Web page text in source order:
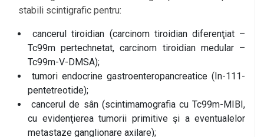
stabili scintigrafic pentru:
cancerul tiroidian (carcinom tiroidian diferenţiat –
Tc99m pertechnetat, carcinom tiroidian medular –
Tc99m-V-DMSA);
tumori endocrine gastroenteropancreatice (In-111-
pentetreotide);
cancerul de sân (scintimamografia cu Tc99m-MIBI,
cu evidenţierea tumorii primitive şi a eventualelor
metastaze ganglionare axilare);